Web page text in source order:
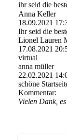
ihr seid die
Anna Keller
18.09.2021
Ihr seid die
Lionel Lauren
17.08.2021
virtual
anna müller
22.02.2021
schöne
Kommentar:
Vielen Dank,